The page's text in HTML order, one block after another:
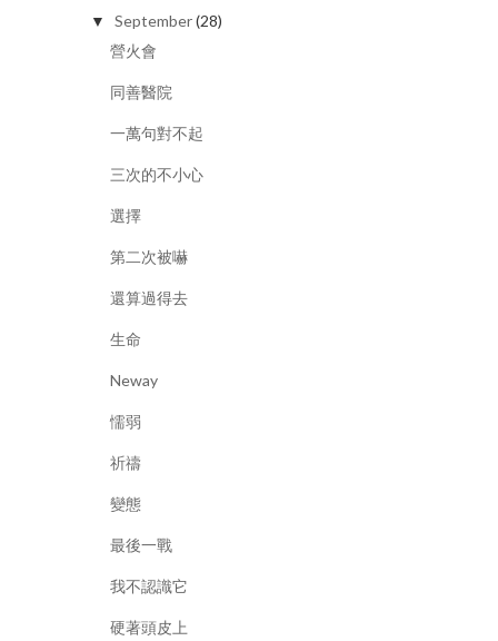
▼ September(28)
營火會
同善醫院
一萬句對不起
三次的不小心
選擇
第二次被嚇
還算過得去
生命
Neway
懦弱
祈禱
變態
最後一戰
我不認識它
硬著頭皮上